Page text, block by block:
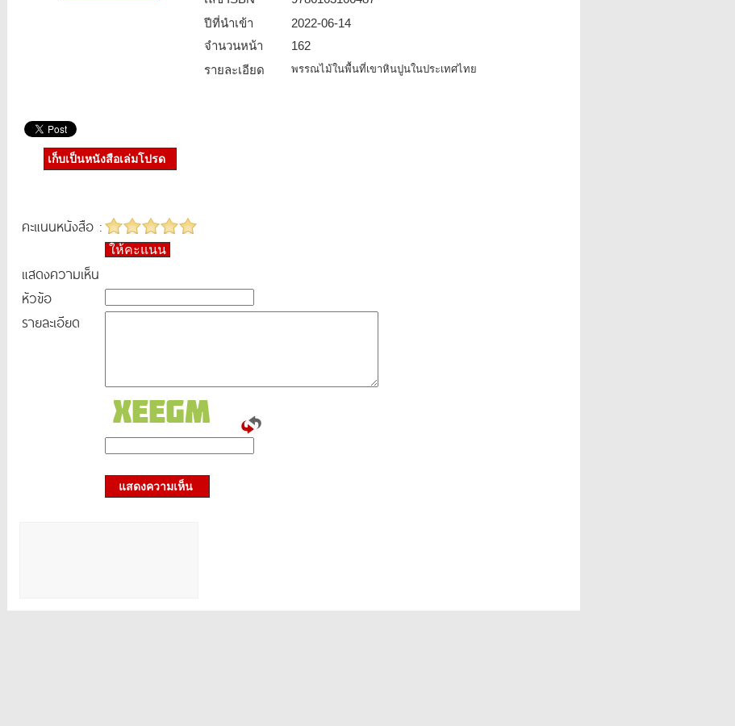
ปีที่นำเข้า
2022-06-14
จำนวนหน้า
162
รายละเอียด
พรรณไม้ในพื้นที่เขาหินปูนในประเทศไทย
เก็บเป็นหนังสือเล่มโปรด
คะแนนหนังสือ :
ให้คะแนน
แสดงความเห็น
หัวข้อ
รายละเอียด
แสดงความเห็น